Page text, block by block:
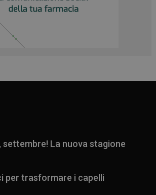
La nuova stagione
per trasformare i capelli